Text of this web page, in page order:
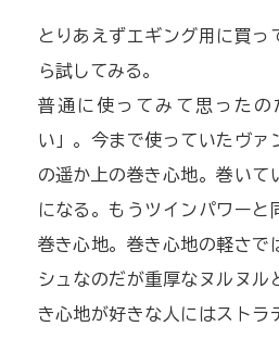
とりあえずエギング用に買っ
ら試してみる。
普通に使ってみて思ったの
い」。今まで使っていたヴァ
の遥か上の巻き心地。巻いて
になる。もうツインパワーと
巻き心地。巻き心地の軽さで
シュなのだが重厚なヌルヌル
き心地が好きな人にはストラ